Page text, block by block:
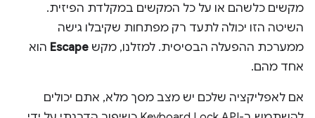
מקשים כלשהם או על כל המקשים במקלדת הפיזית.
השיטה הזו יכולה לתעד רק מפתחות שקיבלו גישה
ממערכת ההפעלה הבסיסית. למזלנו, מקש Escape הוא
אחד מהם.
אם לאפליקציה שלכם יש מצב מסך מלא, אתם יכולים